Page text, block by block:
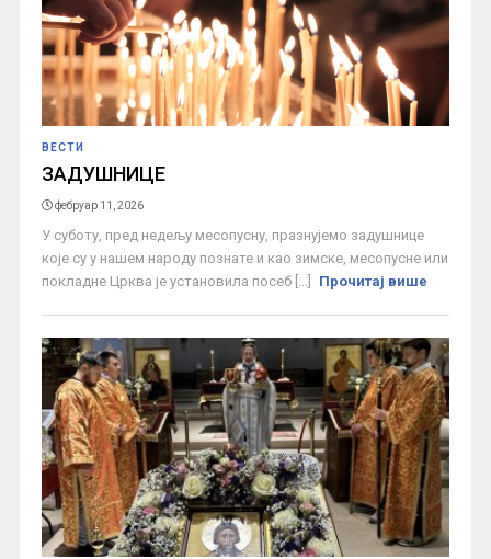
ВЕСТИ
ЗАДУШНИЦЕ
фебруар 11, 2026
У суботу, пред недељу месопусну, празнујемо задушнице
које су у нашем народу познате и као зимске, месопусне или
покладне Црква је установила посеб [...]
Прочитај више